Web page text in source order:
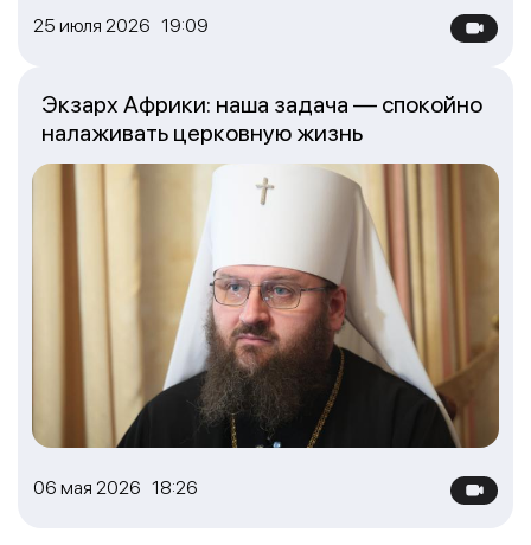
25 июля 2026 19:09
06 мая 2026 18:26
Экзарх Африки: наша задача — спокойно
налаживать церковную жизнь